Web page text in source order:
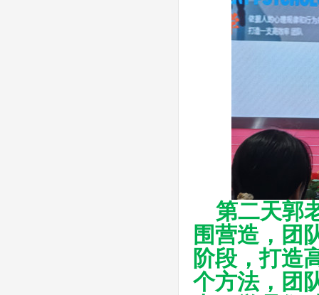
第二天郭
围营造，团
阶段，打造
个方法，团